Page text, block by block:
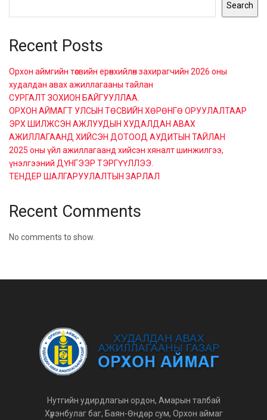
Search
Recent Posts
Орхон аймгийн төсвийн ерөнхийлөн захирагчийн 2026 оны
худалдан авах ажиллагааны тайлан
СУРГАЛТ ЗОХИОН БАЙГУУЛЛАА.
ОРХОН АЙМАГТ УЛСЫН ТӨСВИЙН ХӨРӨНГӨ ОРУУЛАЛТААР
ЭРХ ШИЛЖСЭН АЖЛУУДЫН ХУДАЛДАН АВАХ
АЖИЛЛАГААНД ХИЙСЭН ДОТООД АУДИТЫН ТАЙЛАН
2025 оны үйл ажиллагаанд хийсэн хяналт шинжилгээ,
үнэлгээний ДҮНГЭЭР ТЭРГҮҮЛЛЭЭ.
ТЕНДЕР ШАЛГАРУУЛАЛТЫН ЗАРЛАЛ
Recent Comments
No comments to show.
Нутгийн удирдлагын ордон, Амарын талбай
Хүрэнбулаг баг, Баян-Өндөр сум, Орхон аймаг